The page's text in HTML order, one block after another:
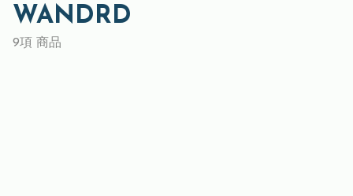
WANDRD
9項 商品